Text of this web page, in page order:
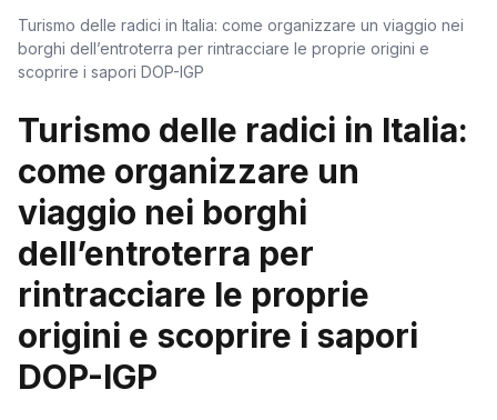
Turismo delle radici in Italia: come organizzare un viaggio nei
borghi dell’entroterra per rintracciare le proprie origini e
scoprire i sapori DOP-IGP
Turismo delle radici in Italia:
come organizzare un
viaggio nei borghi
dell’entroterra per
rintracciare le proprie
origini e scoprire i sapori
DOP-IGP